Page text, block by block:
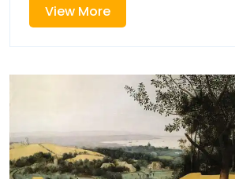
View MoreView
More